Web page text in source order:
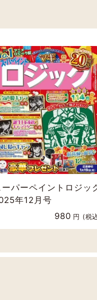
ーパーペイントロジッ
年12月号
980 円 (税